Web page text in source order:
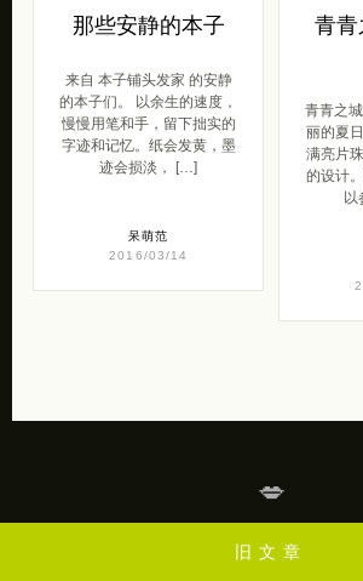
旧文章
那些安静的本子
来自 本子铺头发家 的安静
的本子们。 以余生的速度，
慢慢用笔和手，留下拙实的
字迹和记忆。纸会发黄，墨
迹会损淡， […]
呆萌范
2016/03/14
青青
青青之
丽的夏
满亮片
的设计
以
💋
苏打苏塔是一个关于创意设计，设计，插画，艺术摄
web，灵感来源，平面设计欣赏的个人博客，